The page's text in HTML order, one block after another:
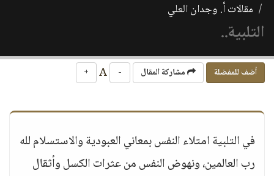
مقالات أ. وجدان العلي
التلبية..
أضف للمفضلة مشاركة المقال -
+
‏في التلبية امتلاء النفس بمعاني العبودية والاستسلام لله
رب العالمين، ونهوض النفس من عثرات الكسل وأثقال